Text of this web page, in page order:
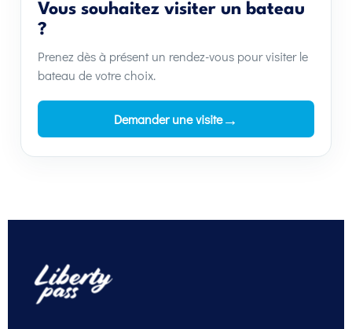
Vous souhaitez visiter un bateau
?
Prenez dès à présent un rendez-vous pour visiter le
bateau de votre choix.
Demander une visite→